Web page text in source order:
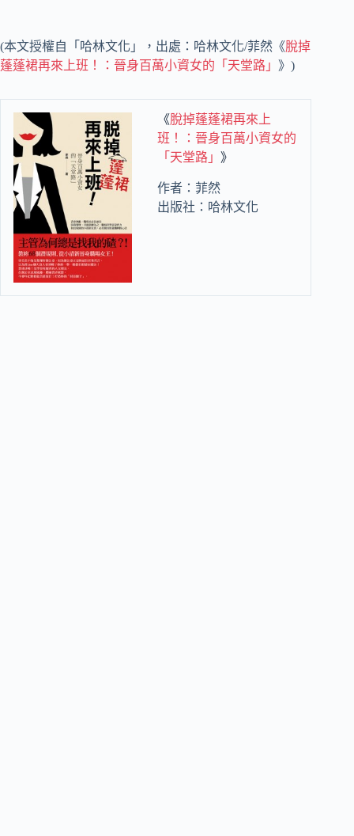
(本文授權自「哈林文化」，出處：哈林文化/菲然《脫掉
蓬蓬裙再來上班！：晉身百萬小資女的「天堂路」 》)
《脫掉蓬蓬裙再來上
班！：晉身百萬小資女的
「天堂路」 》
作者：菲然
出版社：哈林文化